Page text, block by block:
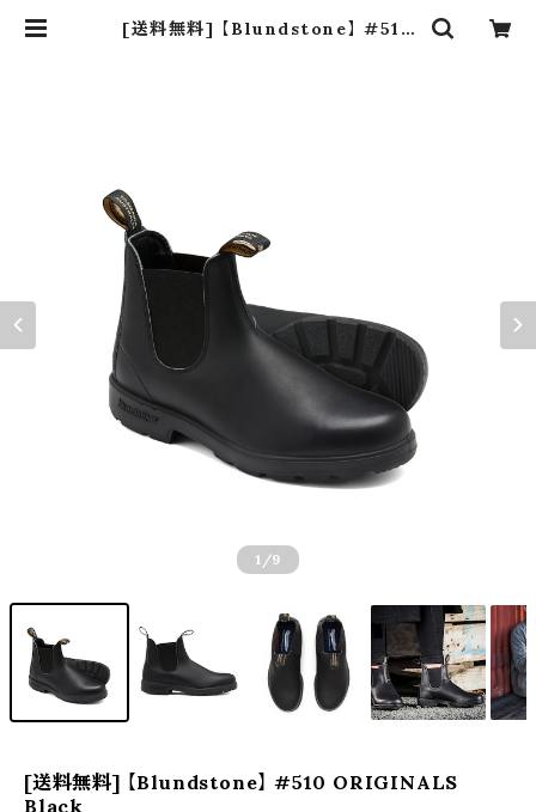
[送料無料] 【Blundstone】 #510
1 /9
[送料無料] 【Blundstone】 #510 ORIGINALS
Black